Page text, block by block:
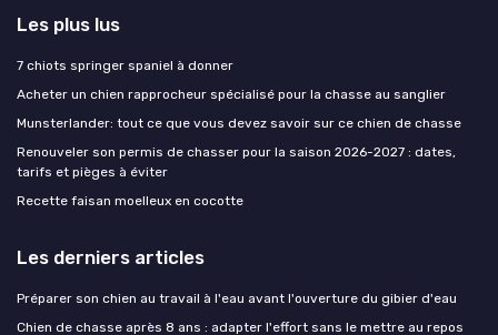
Les plus lus
7 chiots springer spaniel à donner
Acheter un chien rapprocheur spécialisé pour la chasse au sanglier
Munsterlander: tout ce que vous devez savoir sur ce chien de chasse
Renouveler son permis de chasser pour la saison 2026-2027 : dates,
tarifs et pièges à éviter
Recette faisan moelleux en cocotte
Les derniers articles
Préparer son chien au travail à l'eau avant l'ouverture du gibier d'eau
Chien de chasse après 8 ans : adapter l'effort sans le mettre au repos